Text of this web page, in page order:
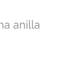
anilla